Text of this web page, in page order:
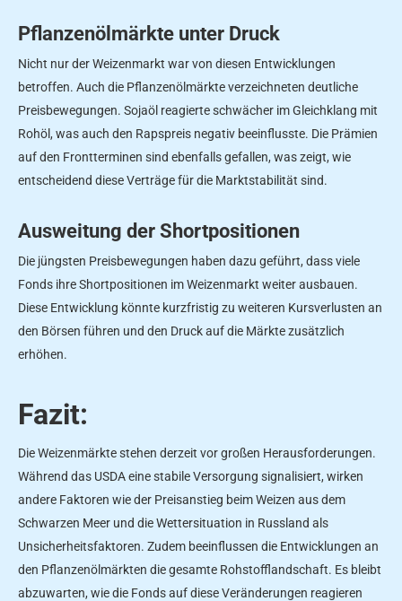
Pflanzenölmärkte unter Druck
Nicht nur der Weizenmarkt war von diesen Entwicklungen
betroffen. Auch die Pflanzenölmärkte verzeichneten deutliche
Preisbewegungen. Sojaöl reagierte schwächer im Gleichklang mit
Rohöl, was auch den Rapspreis negativ beeinflusste. Die Prämien
auf den Frontterminen sind ebenfalls gefallen, was zeigt, wie
entscheidend diese Verträge für die Marktstabilität sind.
Ausweitung der Shortpositionen
Die jüngsten Preisbewegungen haben dazu geführt, dass viele
Fonds ihre Shortpositionen im Weizenmarkt weiter ausbauen.
Diese Entwicklung könnte kurzfristig zu weiteren Kursverlusten an
den Börsen führen und den Druck auf die Märkte zusätzlich
erhöhen.
Fazit:
Die Weizenmärkte stehen derzeit vor großen Herausforderungen.
Während das USDA eine stabile Versorgung signalisiert, wirken
andere Faktoren wie der Preisanstieg beim Weizen aus dem
Schwarzen Meer und die Wettersituation in Russland als
Unsicherheitsfaktoren. Zudem beeinflussen die Entwicklungen an
den Pflanzenölmärkten die gesamte Rohstofflandschaft. Es bleibt
abzuwarten, wie die Fonds auf diese Veränderungen reagieren